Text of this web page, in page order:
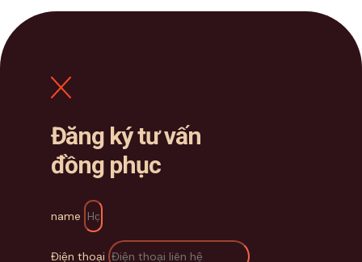
Đăng ký tư vấn
đồng phục
name
Điện thoại